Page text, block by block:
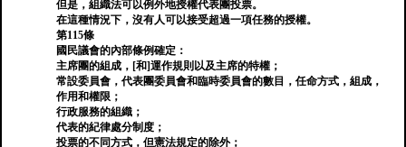
但是，組織法可以例外地授權代表團投票。
在這種情況下，沒有人可以接受超過一項任務的授權。
第115條
國民議會的內部條例確定：
主席團的組成，[和]運作規則以及主席的特權；
常設委員會，代表團委員會和臨時委員會的數目，任命方式，組成，
作用和權限；
行政服務的組織；
代表的紀律處分制度；
投票的不同方式，但憲法規定的除外；